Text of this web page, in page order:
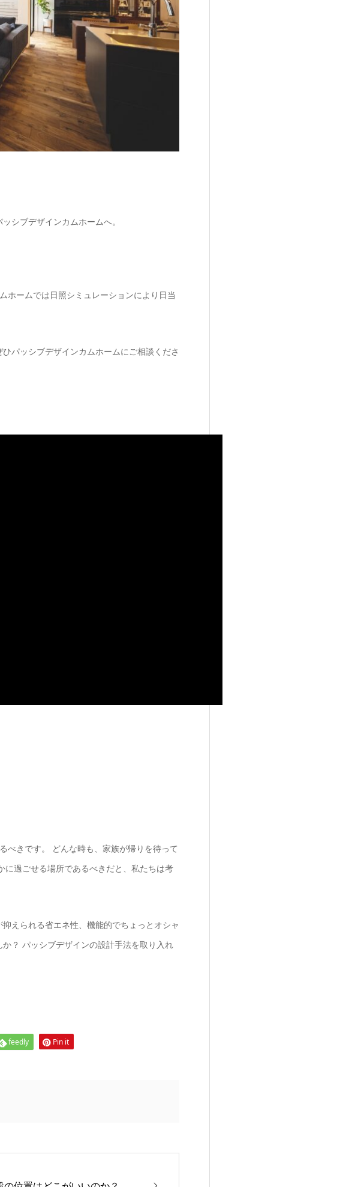
シブデザインカムホームへ。
ホームでは日照シミュレーションにより日当
パッシブデザインカムホームにご相談くださ
べきです。 どんな時も、家族が帰りを待って
過ごせる場所であるべきだと、私たちは考
えられる省エネ性、機能的でちょっとオシャ
？ パッシブデザインの設計手法を取り入れ
feedly Pin it